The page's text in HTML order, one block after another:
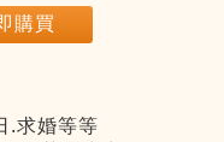
購買
.求婚等等